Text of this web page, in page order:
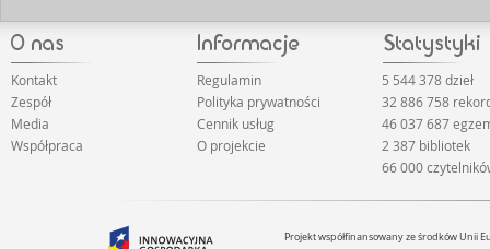
Kontakt
Zespół
Media
Współpraca
Regulamin
Polityka prywatności
Cennik usług
O projekcie
5 544 378 dzieł
32 886 758
46 037 687
2 387 bibliotek
66 000
Projekt współfinansowany ze środków Unii